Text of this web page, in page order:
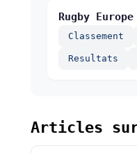
Rugby
Classement
Resultats
Articles sur